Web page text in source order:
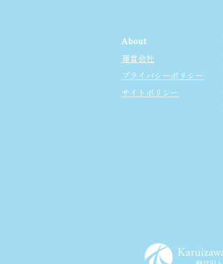
About
運営会社
プライバシーポリシー
サイトポリシー